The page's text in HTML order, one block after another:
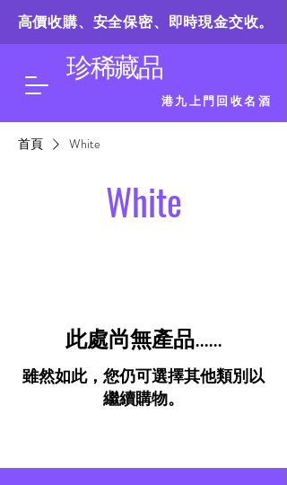
高價收購、安全保密、即時現金交收。
珍稀藏品
港九上門回收名酒
首頁 White
White
此處尚無產品......
雖然如此，您仍可選擇其他類別以
繼續購物。